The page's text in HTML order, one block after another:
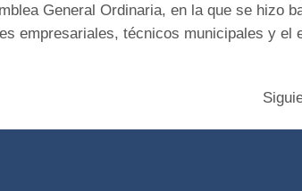
General Ordinaria, en la que se hizo
empresariales, técnicos municipales y el